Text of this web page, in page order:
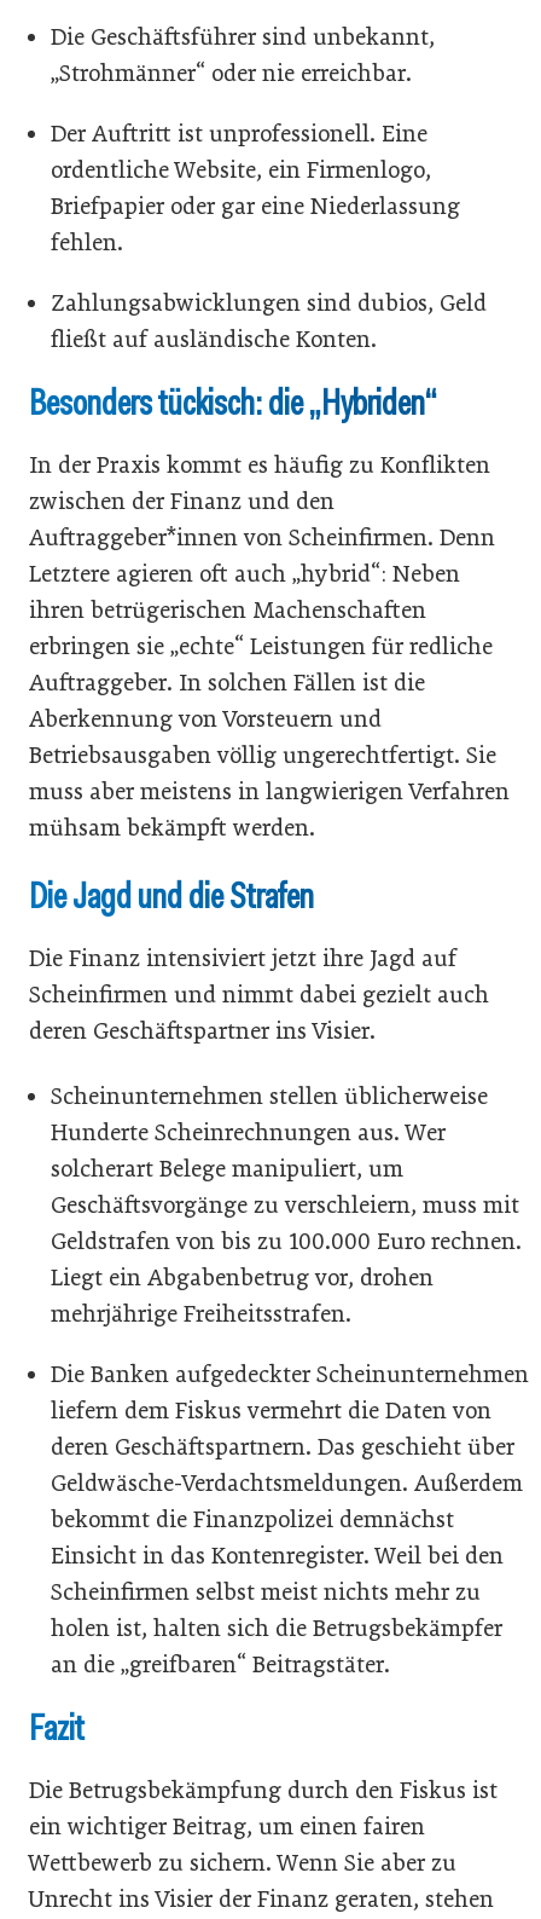
Die Geschäftsführer sind unbekannt,
„Strohmänner“ oder nie erreichbar.
Der Auftritt ist unprofessionell. Eine
ordentliche Website, ein Firmenlogo,
Briefpapier oder gar eine Niederlassung
fehlen.
Zahlungsabwicklungen sind dubios, Geld
fließt auf ausländische Konten.
Besonders tückisch: die „Hybriden“
In der Praxis kommt es häufig zu Konflikten
zwischen der Finanz und den
Auftraggeber*innen von Scheinfirmen. Denn
Letztere agieren oft auch „hybrid“: Neben
ihren betrügerischen Machenschaften
erbringen sie „echte“ Leistungen für redliche
Auftraggeber. In solchen Fällen ist die
Aberkennung von Vorsteuern und
Betriebsausgaben völlig ungerechtfertigt. Sie
muss aber meistens in langwierigen Verfahren
mühsam bekämpft werden.
Die Jagd und die Strafen
Die Finanz intensiviert jetzt ihre Jagd auf
Scheinfirmen und nimmt dabei gezielt auch
deren Geschäftspartner ins Visier.
Scheinunternehmen stellen üblicherweise
Hunderte Scheinrechnungen aus. Wer
solcherart Belege manipuliert, um
Geschäftsvorgänge zu verschleiern, muss mit
Geldstrafen von bis zu 100.000 Euro rechnen.
Liegt ein Abgabenbetrug vor, drohen
mehrjährige Freiheitsstrafen.
Die Banken aufgedeckter Scheinunternehmen
liefern dem Fiskus vermehrt die Daten von
deren Geschäftspartnern. Das geschieht über
Geldwäsche-Verdachtsmeldungen. Außerdem
bekommt die Finanzpolizei demnächst
Einsicht in das Kontenregister. Weil bei den
Scheinfirmen selbst meist nichts mehr zu
holen ist, halten sich die Betrugsbekämpfer
an die „greifbaren“ Beitragstäter.
Fazit
Die Betrugsbekämpfung durch den Fiskus ist
ein wichtiger Beitrag, um einen fairen
Wettbewerb zu sichern. Wenn Sie aber zu
Unrecht ins Visier der Finanz geraten, stehen